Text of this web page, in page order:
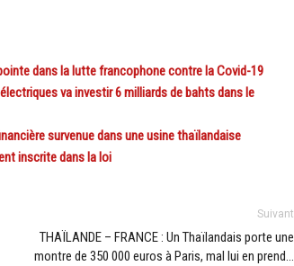
dans la lutte francophone contre la Covid-19
va investir 6 milliards de bahts dans le
survenue dans une usine thaïlandaise
inscrite dans la loi
Suivant
THAÏLANDE – FRANCE : Un Thaïlandais porte une
montre de 350 000 euros à Paris, mal lui en prend…